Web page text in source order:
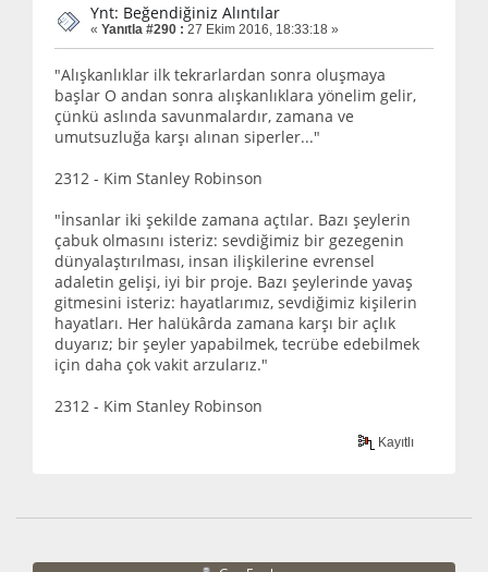
Ynt: Beğendiğiniz Alıntılar
« Yanıtla #290 : 27 Ekim 2016, 18:33:18 »
"Alışkanlıklar ilk tekrarlardan sonra oluşmaya
başlar O andan sonra alışkanlıklara yönelim gelir,
çünkü aslında savunmalardır, zamana ve
umutsuzluğa karşı alınan siperler..."
2312 - Kim Stanley Robinson
"İnsanlar iki şekilde zamana açtılar. Bazı şeylerin
çabuk olmasını isteriz: sevdiğimiz bir gezegenin
dünyalaştırılması, insan ilişkilerine evrensel
adaletin gelişi, iyi bir proje. Bazı şeylerinde yavaş
gitmesini isteriz: hayatlarımız, sevdiğimiz kişilerin
hayatları. Her halükârda zamana karşı bir açlık
duyarız; bir şeyler yapabilmek, tecrübe edebilmek
için daha çok vakit arzularız."
2312 - Kim Stanley Robinson
Kayıtlı